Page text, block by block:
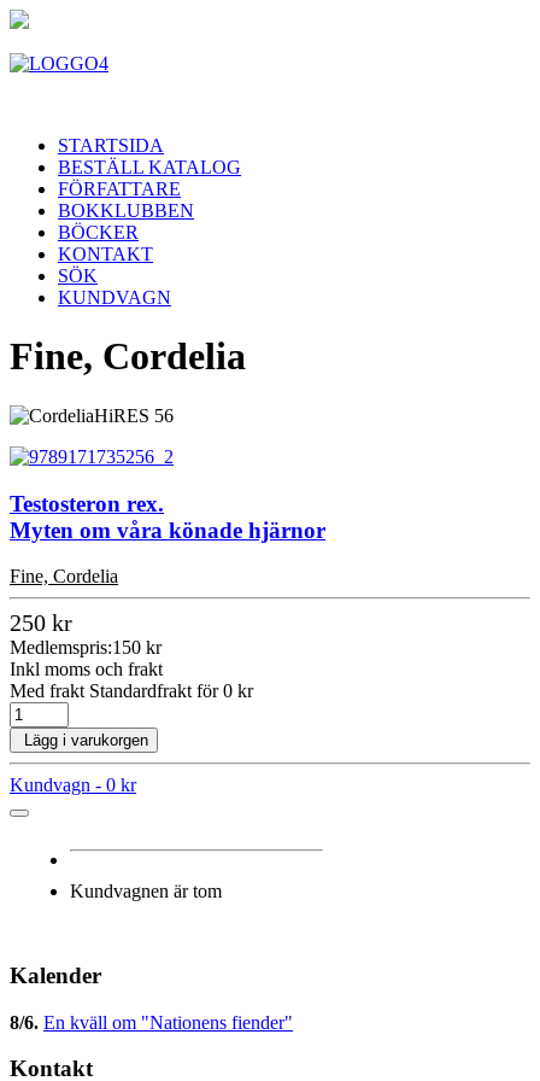
STARTSIDA
BESTÄLL KATALOG
FÖRFATTARE
BOKKLUBBEN
BÖCKER
KONTAKT
SÖK
KUNDVAGN
Fine, Cordelia
Testosteron rex.
Myten om våra könade hjärnor
Fine, Cordelia
250 kr
Medlemspris:150 kr
Inkl moms och frakt
Med frakt Standardfrakt för 0 kr
Lägg i varukorgen
Kundvagn - 0 kr
Kundvagnen är tom
Kalender
8/6. En kväll om "Nationens fiender"
Kontakt